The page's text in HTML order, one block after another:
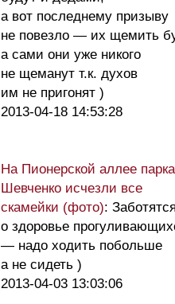
а вот последнему призыву
не повезло — их щемить
а сами они уже никого
не щеманут т.к. духов
им не пригонят )
2013-04-18 14:53:28
На Пионерской аллее парка
Шевченко исчезли все
скамейки (фото):
о здоровье
— надо ходить побольше
а не сидеть )
2013-04-03 13:03:06